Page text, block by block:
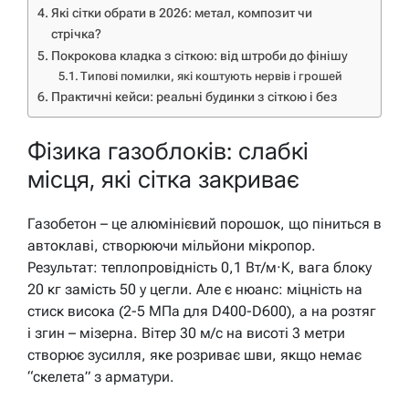
Які сітки обрати в 2026: метал, композит чи
стрічка?
Покрокова кладка з сіткою: від штроби до фінішу
Типові помилки, які коштують нервів і грошей
Практичні кейси: реальні будинки з сіткою і без
Фізика газоблоків: слабкі
місця, які сітка закриває
Газобетон – це алюмінієвий порошок, що піниться в
автоклаві, створюючи мільйони мікропор.
Результат: теплопровідність 0,1 Вт/м·К, вага блоку
20 кг замість 50 у цегли. Але є нюанс: міцність на
стиск висока (2-5 МПа для D400-D600), а на розтяг
і згин – мізерна. Вітер 30 м/с на висоті 3 метри
створює зусилля, яке розриває шви, якщо немає
“скелета” з арматури.